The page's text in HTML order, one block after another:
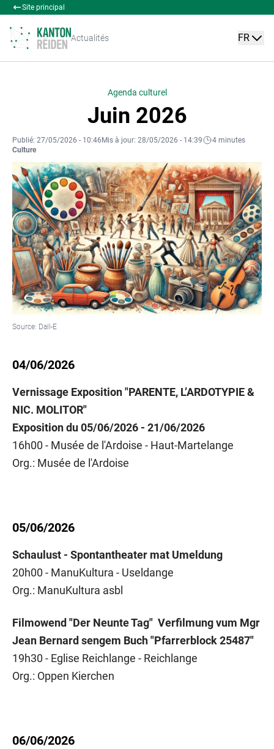
Site principal
Actualités FR
Agenda culturel
Juin 2026
Publié: 27/05/2026 - 10:46Mis à jour: 28/05/2026 - 14:39
4 minutes
Culture
Source: Dall-E
04/06/2026
Vernissage Exposition "PARENTE, L’ARDOTYPIE &
NIC. MOLITOR"
Exposition du 05/06/2026 - 21/06/2026
16h00 - Musée de l'Ardoise - Haut-Martelange
Org.: Musée de l'Ardoise
05/06/2026
Schaulust - Spontantheater mat Umeldung
20h00 - ManuKultura - Useldange
Org.: ManuKultura asbl
Filmowend "Der Neunte Tag" Verfilmung vum Mgr
Jean Bernard sengem Buch "Pfarrerblock 25487"
19h30 - Eglise Reichlange - Reichlange
Org.: Oppen Kierchen
06/06/2026